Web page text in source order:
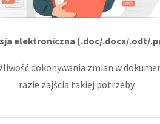
elektroniczna (.doc/.docx/.odt/
dokonywania zmian w
razie zajścia takiej potrzeby.